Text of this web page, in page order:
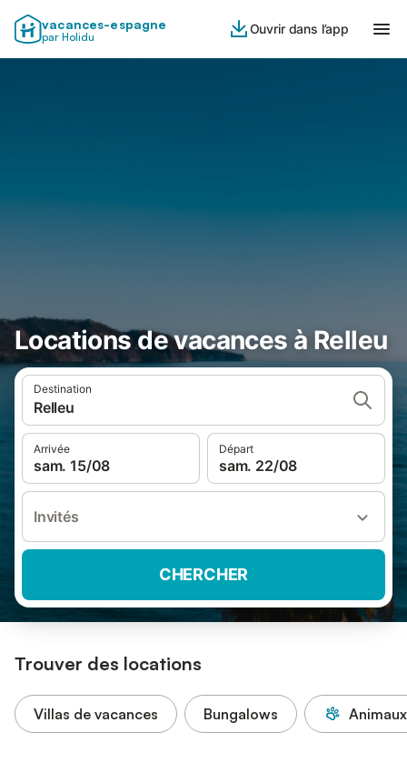
vacances-espagne
par Holidu
Ouvrir dans l’app
Locations de vacances à Relleu
Destination
Relleu
Arrivée
sam. 15/08
Départ
sam. 22/08
Invités
CHERCHER
Trouver des locations
Villas de vacances Bungalows